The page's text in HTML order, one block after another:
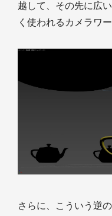
越して、その先に広
く使われるカメラワ
さらに、こういう逆